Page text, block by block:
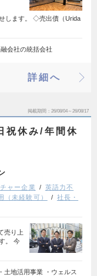
します。 ◇売出債（Urida
会社の統括会社
詳細へ
掲載期間 26/08/04～26/08/17
休み/年間休
ャー企業
英語力不
（未経験可）
社長・
売り上
。 今
土地活用事業 ・ウェルス